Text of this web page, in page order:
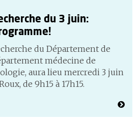
du 3 juin:
du Département de
médecine de
aura lieu mercredi 3 juin
de 9h15 à 17h15.